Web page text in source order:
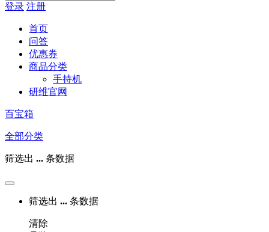
登录 注册
首页
问答
优惠券
商品分类
手持机
研维官网
百宝箱
全部分类
筛选出 ... 条数据
筛选出 ... 条数据
清除